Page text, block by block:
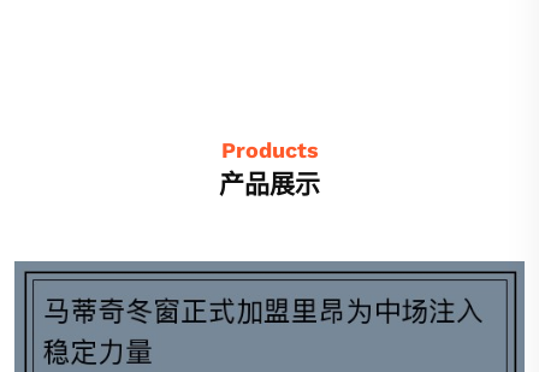
Products
产品展示